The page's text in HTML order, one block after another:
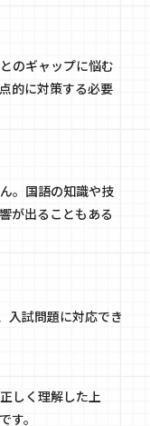
のギャップに悩む
的に対策する必要
。国語の知識や技
が出ることもある
入試問題に対応でき
しく理解した上
す。